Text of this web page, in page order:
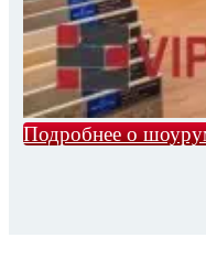
Подробнее о